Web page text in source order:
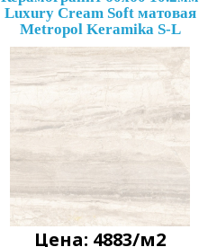
Luxury Cream Soft матовая
Metropol Keramika S-L
Цена: 4883/м2